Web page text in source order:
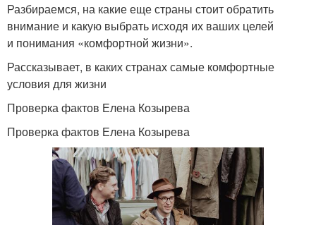
Разбираемся, на какие еще страны стоит обратить
внимание и какую выбрать исходя их ваших целей
и понимания «комфортной жизни».
Рассказывает, в каких странах самые комфортные
условия для жизни
Проверка фактов Елена Козырева
Проверка фактов Елена Козырева